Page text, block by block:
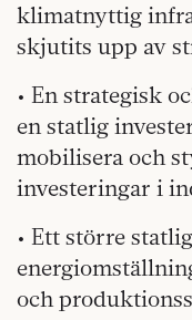
klimatnyttig
skjutits upp av
• En strategisk
en statlig
mobilisera och
investeringar i
• Ett större
och